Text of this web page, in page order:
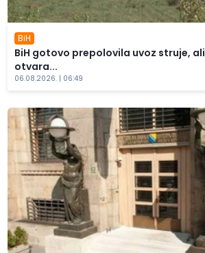
BiH
BiH gotovo prepolovila uvoz struje,
otvara...
06.08.2026. | 06:49